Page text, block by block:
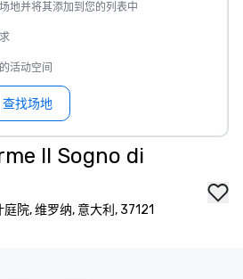
地并将其添加到您的列表中
活动空间
查找场地
Il Sogno di
院, 维罗纳, 意大利, 37121